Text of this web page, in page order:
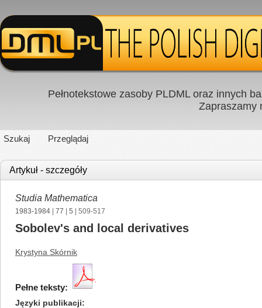
Pełnotekstowe zasoby PLDML oraz innych
Zapraszamy
Szukaj Przeglądaj
Artykuł - szczegóły
Studia Mathematica
1983-1984 77 5 | 509-517
Sobolev's and local derivatives
Krystyna Skórnik
Pełne teksty:
Języki publikacji